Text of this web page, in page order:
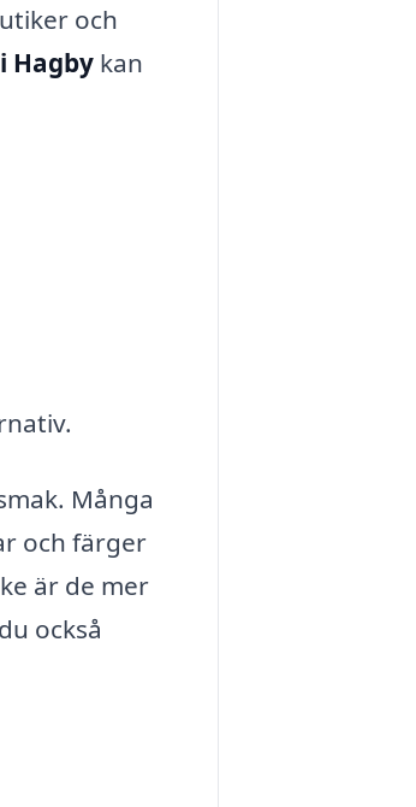
och
Hagby kan
Många
och färger
är de mer
också